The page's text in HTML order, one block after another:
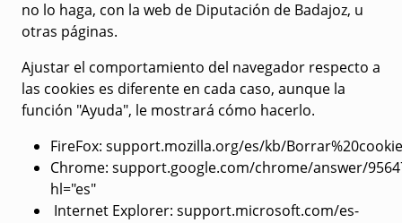
no lo haga, con la web de Diputación de Badajoz, u
otras páginas.
Ajustar el comportamiento del navegador respecto a
las cookies es diferente en cada caso, aunque la
función "Ayuda", le mostrará cómo hacerlo.
FireFox: support.mozilla.org/es/kb/
Chrome: support.google.com/chrome/answer/
hl="es"
Internet Explorer: support.microsoft.com/es-